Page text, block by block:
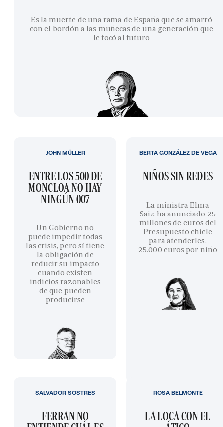
Es la muerte de una rama de España que se amarró
con el bordón a las muñecas de una generación que
le tocó al futuro
ENTRE LOS 500 DE
MONCLOA NO HAY
NINGÚN 007
Un Gobierno no
puede impedir todas
las crisis, pero sí tiene
la obligación de
reducir su impacto
cuando existen
indicios razonables
de que pueden
producirse
JOHN MÜLLER
NIÑOS SIN REDES
La ministra Elma
Saiz ha anunciado 25
millones de euros del
Presupuesto chicle
para atenderles.
25.000 euros por niño
BERTA GONZÁLEZ DE VEGA
FERRAN NO
SALVADOR SOSTRES
LA LOCA CON EL
ROSA BELMONTE